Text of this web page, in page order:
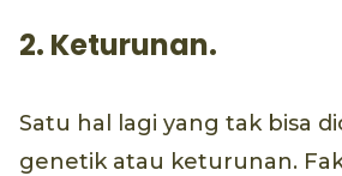
2. Keturunan.
Satu hal lagi yang tak bisa
genetik atau keturunan.